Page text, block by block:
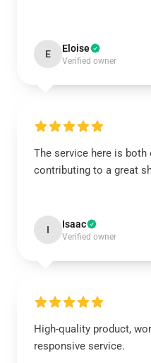
E Eloise
Verified owner
The service here is
contributing to a great
I Isaac
Verified owner
High-quality product,
responsive service.